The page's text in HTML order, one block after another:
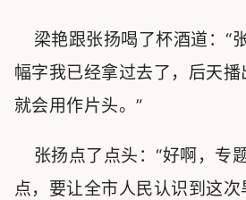
梁艳跟张扬喝了杯酒道：“
幅字我已经拿过去了，后天
就会用作片头。”
张扬点了点头：“好啊，专
点，要让全市人民认识到这